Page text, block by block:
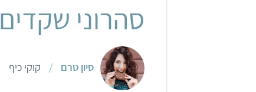
סהרוני שקדים
סיון טרם / קוקי כיף